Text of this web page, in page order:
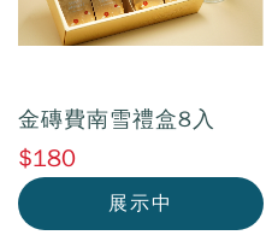
金磚費南雪禮盒8入
$180
展示中